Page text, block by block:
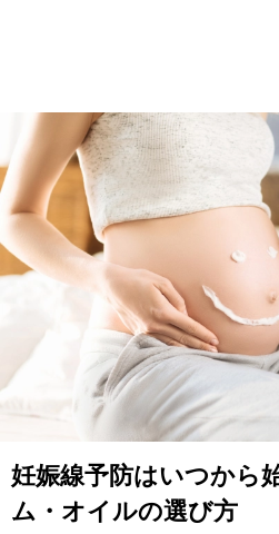
妊娠線予防はいつから
ム・オイルの選び方